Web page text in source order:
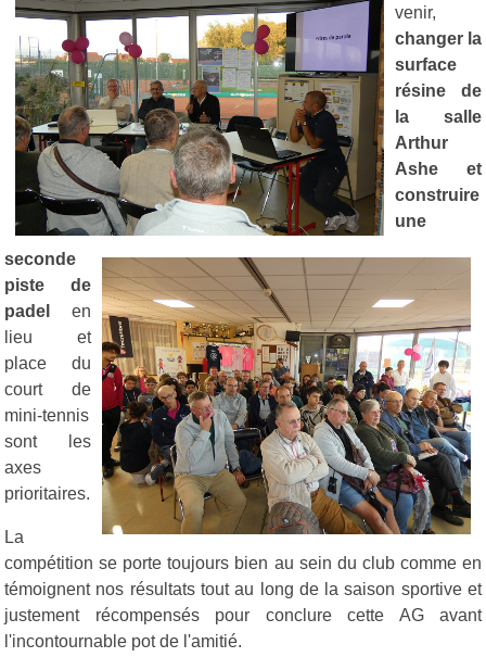
venir,
changer la
surface
résine de
la salle
Arthur
Ashe et
construire
une
seconde
piste de
padel
en
lieu et
place du
court de
mini-tennis
sont les
axes
prioritaires.
La
compétition se porte toujours bien au sein du club comme en
témoignent nos résultats tout au long de la saison sportive et
justement récompensés pour conclure cette AG avant
l'incontournable pot de l'amitié.